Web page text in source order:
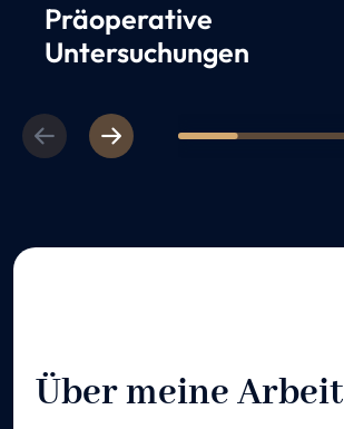
Präoperative
Untersuchungen
PreviousNext 1 2 3
Über meine Arbeit